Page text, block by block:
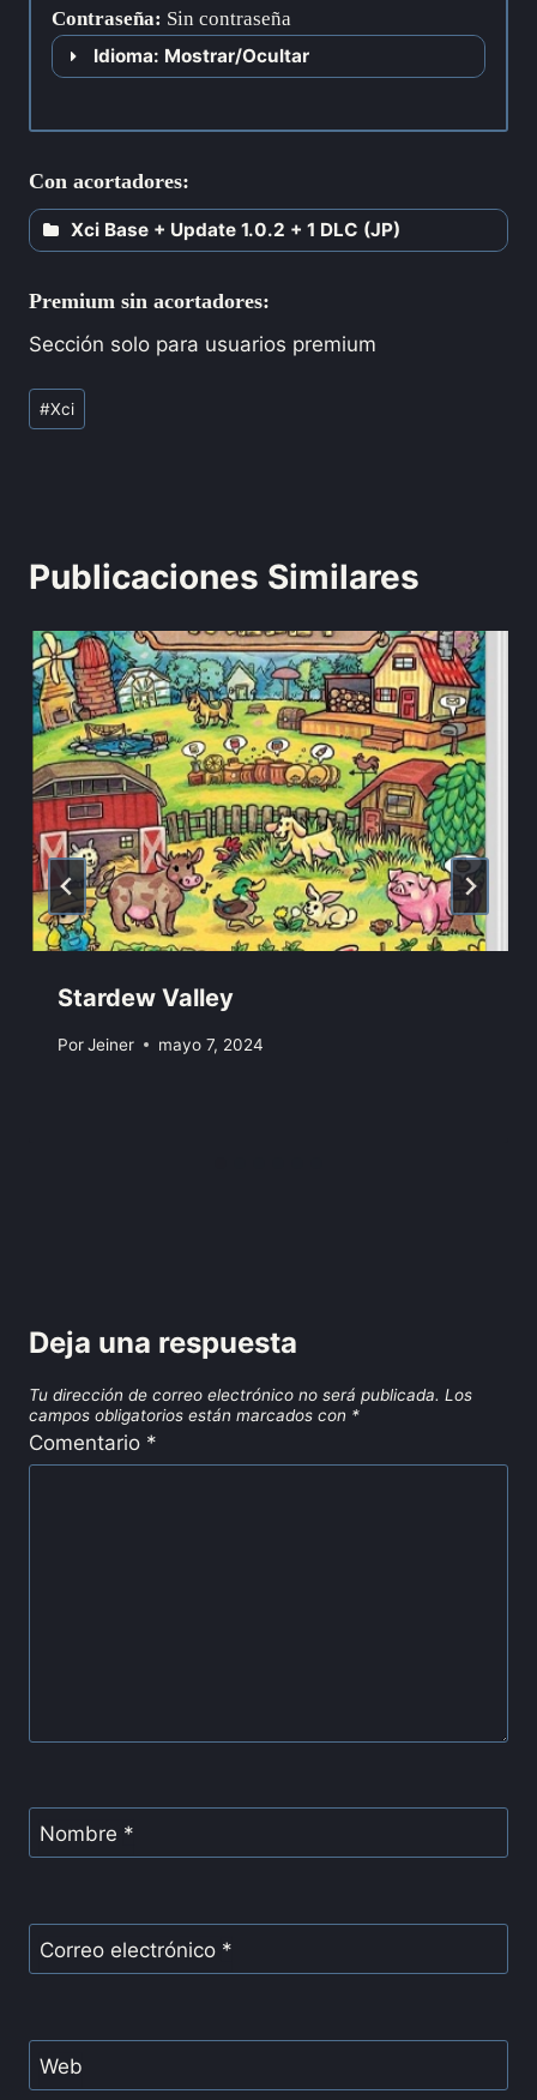
Contraseña: Sin contraseña
Idioma: Mostrar/Ocultar
Con acortadores:
Xci Base + Update 1.0.2 + 1 DLC (JP)
Premium sin acortadores:
Sección solo para usuarios premium
#Xci
Publicaciones Similares
Stardew Valley
PorJeiner mayo 7, 2024
Deja una respuesta
Tu dirección de correo electrónico no será publicada. Los
campos obligatorios están marcados con *
Comentario *
Nombre *
Correo electrónico *
Web